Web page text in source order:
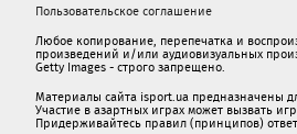
Пользовательское соглашение
Любое копирование, перепечатка и
произведений и/или аудиовизуальных
Getty Images - строго запрещено.
Материалы сайта isport.ua предназначены
Участие в азартных играх может вызвать
Придерживайтесь правил (принципов)